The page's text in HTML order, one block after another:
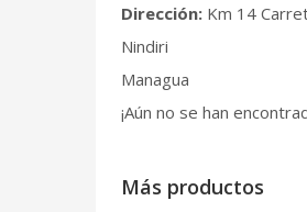
Dirección: Km 14
Nindiri
Managua
¡Aún no se han
Más productos